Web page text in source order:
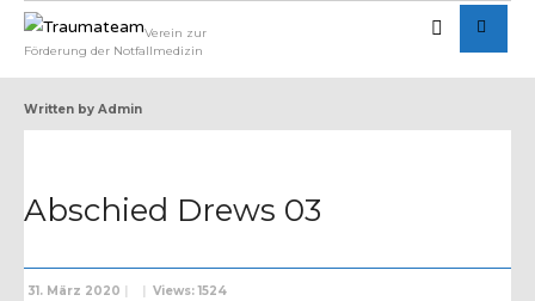
Verein zur
Förderung der Notfallmedizin
Written by Admin
Abschied Drews 03
31. März 2020 | | Views: 1524